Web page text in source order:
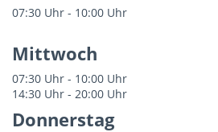
07:30 Uhr - 10:00 Uhr
Mittwoch
07:30 Uhr - 10:00 Uhr
14:30 Uhr - 20:00 Uhr
Donnerstag